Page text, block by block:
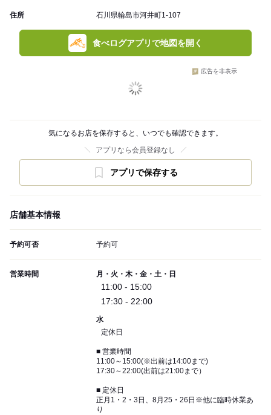
住所 石川県輪島市河井町1-107
食べログアプリで地図を開く
広告を非表示
気になるお店を保存すると、いつでも確認できます。
アプリなら会員登録なし
アプリで保存する
店舗基本情報
予約可否 予約可
営業時間 月・火・木・金・土・日
11:00 - 15:00
17:30 - 22:00
水
定休日
■ 営業時間
11:00～15:00(※出前は14:00まで)
17:30～22:00(出前は21:00まで）
■ 定休日
正月1・2・3日、8月25・26日※他に臨時休業あ
り